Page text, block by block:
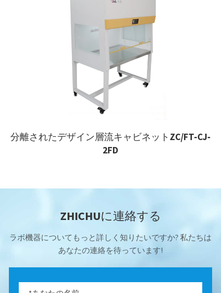
分離されたデザイン層流キャビネットZC/FT-CJ-
2FD
ZHICHUに連絡する
ラボ機器についてもっと詳しく知りたいですか? 私たちは
あなたの連絡を待っています!